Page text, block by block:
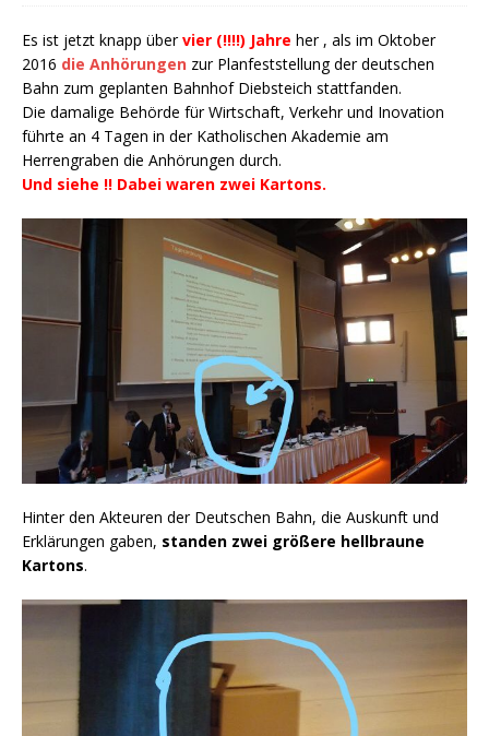
Es ist jetzt knapp übervier (!!!!) Jahre her , als im Oktober
2016 die Anhörungen zur Planfeststellung der deutschen
Bahn zum geplanten Bahnhof Diebsteich stattfanden.
Die damalige Behörde für Wirtschaft, Verkehr und Inovation
führte an 4 Tagen in der Katholischen Akademie am
Herrengraben die Anhörungen durch.
Und siehe !! Dabei waren zwei Kartons.
Hinter den Akteuren der Deutschen Bahn, die Auskunft und
Erklärungen gaben, standen zwei größere hellbraune
Kartons.